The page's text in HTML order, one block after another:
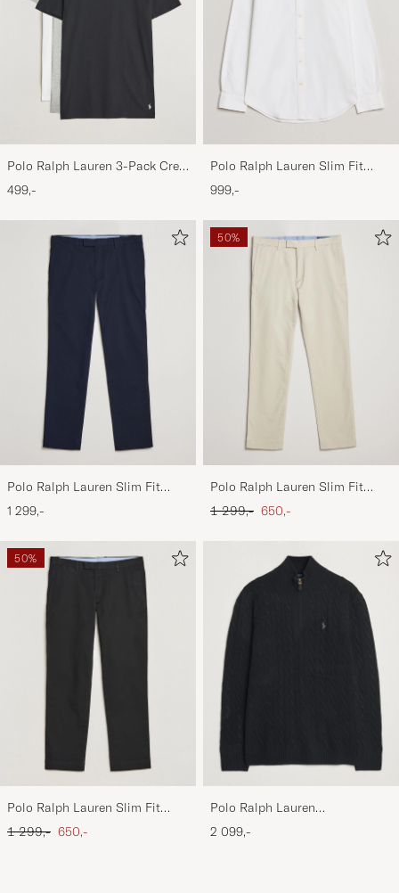
Polo Ralph Lauren 3-Pack Crew
Neck T-Shirt
White/Black/Andover Heather
499,-
Polo Ralph Lauren Slim Fit
Shirt Oxford White
999,-
Polo Ralph Lauren Slim Fit
Stretch Chinos Aviator Navy
1 299,-
50%
Polo Ralph Lauren Slim Fit
Stretch Chinos Beige
Ordinary pris
1 299,- Nedsat pris
650,-
50%
Polo Ralph Lauren Slim Fit
Stretch Chinos Black
Ordinary pris
1 299,- Nedsat pris
650,-
Polo Ralph Lauren
Wool/Cashmere Cable Half Zip
Polo Black
2 099,-